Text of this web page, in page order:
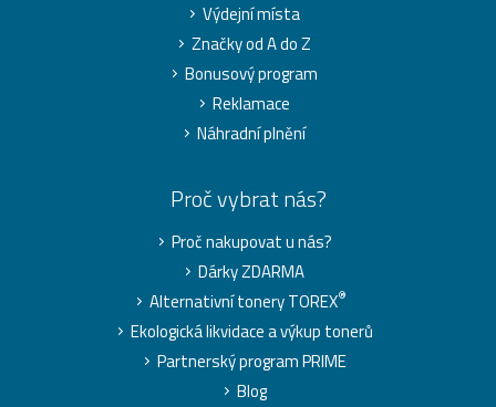
Výdejní místa
Značky od A do Z
Bonusový program
Reklamace
Náhradní plnění
Proč vybrat nás?
Proč nakupovat u nás?
Dárky ZDARMA
Alternativní tonery TOREX®
Ekologická likvidace a výkup tonerů
Partnerský program PRIME
Blog